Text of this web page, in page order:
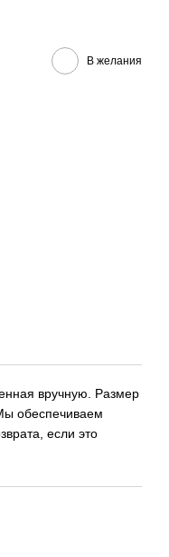
В желания
вручную. Размер
обеспечиваем
если это